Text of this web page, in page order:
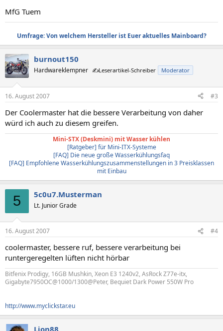
MfG Tuem
Umfrage: Von welchem Hersteller ist Euer aktuelles Mainboard?
burnout150
Hardwareklempner ✍️Leserartikel-Schreiber Moderator
16. August 2007 #3
Der Coolermaster hat die bessere Verarbeitung von daher
würd ich auch zu diesem greifen.
Mini-STX (Deskmini) mit Wasser kühlen
[Ratgeber] für Mini-ITX-Systeme
[FAQ] Die neue große Wasserkühlungsfaq
[FAQ] Empfohlene Wasserkühlungszusammenstellungen in 3 Preisklassen
mit Einbau
5 5c0u7.Musterman
Lt. Junior Grade
16. August 2007 #4
coolermaster, bessere ruf, bessere verarbeitung bei
runtergeregelten lüften nicht hörbar
Bitfenix Prodigy, 16GB Mushkin, Xeon E3 1240v2, AsRock Z77e-itx,
Gigabyte7950OC@1000/1300@Peter, Bequiet Dark Power 550W Pro
http://www.myclickstar.eu
Lion88